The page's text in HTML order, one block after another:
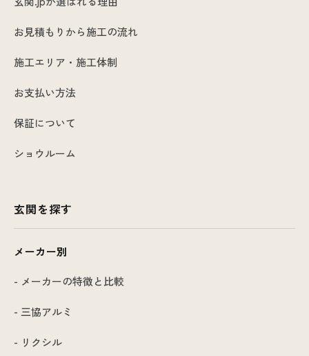
お見積もりから施工の流れ
施工エリア・施工体制
お支払い方法
保証について
ショウルーム
玄関を探す
メーカー別
- メーカーの特徴と比較
- 三協アルミ
- リクシル